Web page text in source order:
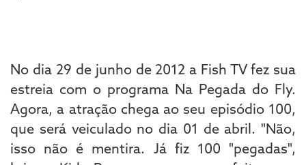
No dia 29 de junho de 2012 a Fish TV fez sua
estreia com o programa Na Pegada do Fly.
Agora, a atração chega ao seu episódio 100,
que será veiculado no dia 01 de abril. "Não,
isso não é mentira. Já fiz 100 "pegadas",